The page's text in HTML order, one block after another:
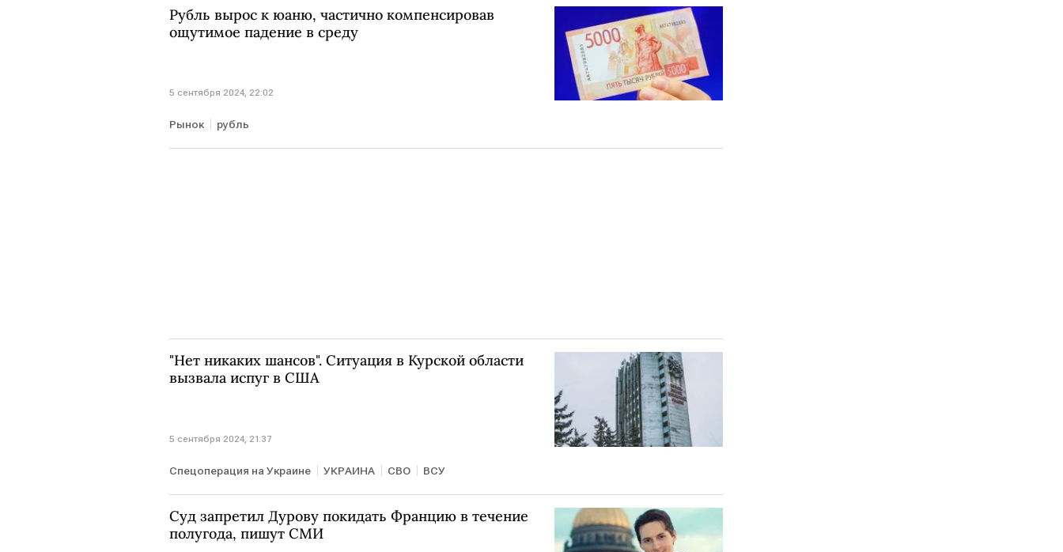
Рубль вырос к юаню, частично компенсировав
ощутимое падение в среду
5 сентября 2024, 22:02
Рынок рубль
"Нет никаких шансов". Ситуация в Курской области
вызвала испуг в США
5 сентября 2024, 21:37
Спецоперация на Украине УКРАИНА СВО ВСУ
Суд запретил Дурову покидать Францию в течение
полугода, пишут СМИ